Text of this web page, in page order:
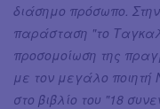
διάσημο πρόσωπο.
παράσταση "το
προσομοίωση της
με τον μεγάλο ποιητή
στο βιβλίο του "18